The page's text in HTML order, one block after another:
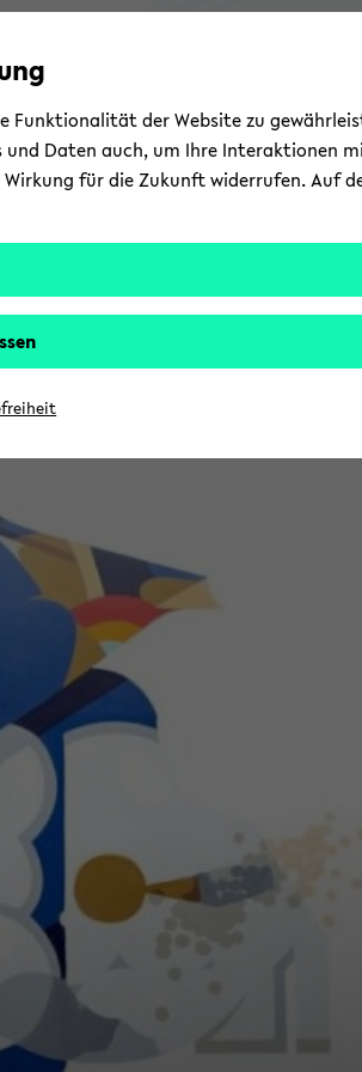
Funktionalität der Website zu
und Daten auch, um Ihre Interaktionen
für die Zukunft widerrufen. Auf